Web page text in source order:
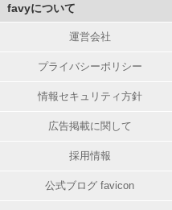
favyについて
運営会社
プライバシーポリシー
情報セキュリティ方針
広告掲載に関して
採用情報
公式ブログ favicon